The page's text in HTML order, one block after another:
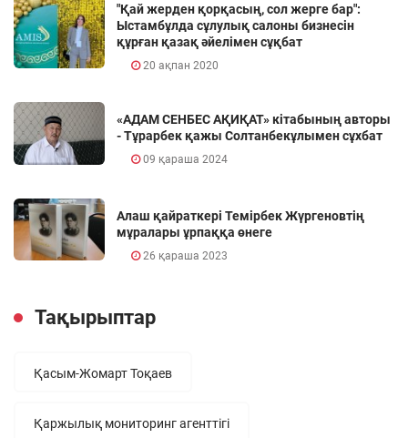
"Қай жерден қорқасың, сол жерге бар":
Ыстамбұлда сұлулық салоны бизнесін
құрған қазақ әйелімен сұқбат
20 ақпан 2020
«АДАМ СЕНБЕС АҚИҚАТ» кітабының авторы
- Тұрарбек қажы Солтанбекұлымен сұхбат
09 қараша 2024
Алаш қайраткері Темірбек Жүргеновтің
мұралары ұрпаққа өнеге
26 қараша 2023
Тақырыптар
Қасым-Жомарт Тоқаев
Қаржылық мониторинг агенттігі